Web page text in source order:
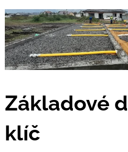
Základové
klíč